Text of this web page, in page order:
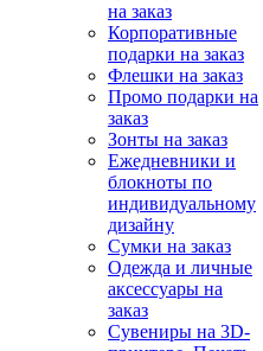
на заказ
Корпоративные
подарки на заказ
Флешки на заказ
Промо подарки на
заказ
Зонты на заказ
Ежедневники и
блокноты по
индивидуальному
дизайну
Сумки на заказ
Одежда и личные
аксессуары на
заказ
Сувениры на 3D-